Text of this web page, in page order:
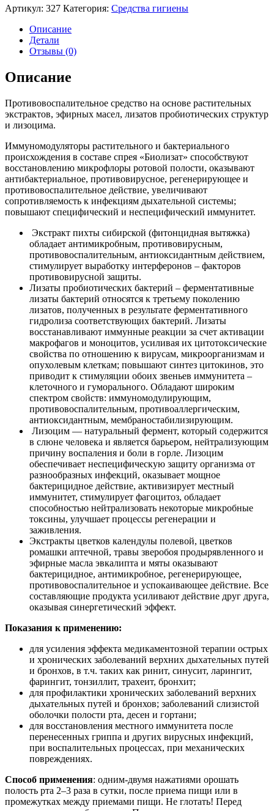
Артикул: 327 Категория: Средства гигиены
Описание
Детали
Отзывы (0)
Описание
Противовоспалительное средство на основе растительных
экстрактов, эфирных масел, лизатов пробиотических структур
и лизоцима.
Иммуномодуляторы растительного и бактериального
происхождения в составе спрея «Биолизат» способствуют
восстановлению микрофлоры ротовой полости, оказывают
антибактериальное, противовирусное, регенерирующее и
противовоспалительное действие, увеличивают
сопротивляемость к инфекциям дыхательной системы;
повышают специфический и неспецифический иммунитет.
Экстракт пихты сибирской (фитонцидная вытяжка)
обладает антимикробным, противовирусным,
противовоспалительным, антиоксидантным действием,
стимулирует выработку интерферонов – факторов
противовирусной защиты.
Лизаты пробиотических бактерий – ферментативные
лизаты бактерий относятся к третьему поколению
лизатов, полученных в результате ферментативного
гидролиза соответствующих бактерий. Лизаты
восстанавливают иммунные реакции за счет активации
макрофагов и моноцитов, усиливая их цитотоксические
свойства по отношению к вирусам, микроорганизмам и
опухолевым клеткам; повышают синтез цитокинов, это
приводит к стимуляции обоих звеньев иммунитета –
клеточного и гуморального. Обладают широким
спектром свойств: иммуномодулирующим,
противовоспалительным, противоаллергическим,
антиоксидантным, мембраностабилизирующим.
Лизоцим — натуральный фермент, который содержится
в слюне человека и является барьером, нейтрализующим
причину воспаления и боли в горле. Лизоцим
обеспечивает неспецифическую защиту организма от
разнообразных инфекций, оказывает мощное
бактерицидное действие, активизирует местный
иммунитет, стимулирует фагоцитоз, обладает
способностью нейтрализовать некоторые микробные
токсины, улучшает процессы регенерации и
заживления.
Экстракты цветков календулы полевой, цветков
ромашки аптечной, травы зверобоя продырявленного и
эфирные масла эвкалипта и мяты оказывают
бактерицидное, антимикробное, регенерирующее,
противовоспалительное и успокаивающее действие. Все
составляющие продукта усиливают действие друг друга,
оказывая синергетический эффект.
Показания к применению:
для усиления эффекта медикаментозной терапии острых
и хронических заболеваний верхних дыхательных путей
и бронхов, в т.ч. таких как ринит, синусит, ларингит,
фарингит, тонзиллит, трахеит, бронхит;
для профилактики хронических заболеваний верхних
дыхательных путей и бронхов; заболеваний слизистой
оболочки полости рта, десен и гортани;
для восстановления местного иммунитета после
перенесенных гриппа и других вирусных инфекций,
при воспалительных процессах, при механических
повреждениях.
Способ применения: одним-двумя нажатиями орошать
полость рта 2–3 раза в сутки, после приема пищи или в
промежутках между приемами пищи. Не глотать! Перед